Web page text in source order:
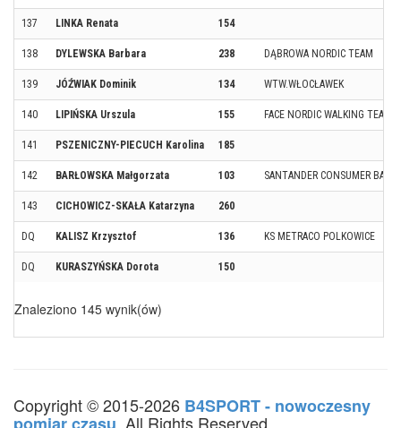
137 LINKA Renata 154
138 DYLEWSKA Barbara 238 DĄBROWA NORDIC TEAM
139 JÓŹWIAK Dominik 134 WTW.WŁOCŁAWEK
140 LIPIŃSKA Urszula 155 FACE NORDIC WALKING TEAM
141 PSZENICZNY-PIECUCH Karolina 185
142 BARŁOWSKA Małgorzata 103 SANTANDER CONSUMER BANK
143 CICHOWICZ-SKAŁA Katarzyna 260
DQ KALISZ Krzysztof 136 KS METRACO POLKOWICE
DQ KURASZYŃSKA Dorota 150
Znaleziono 145 wynik(ów)
Copyright © 2015-2026 B4SPORT - nowoczesny
. All Rights Reserved.